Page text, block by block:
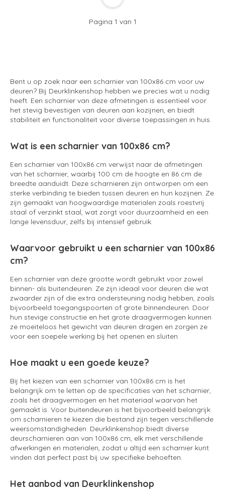
Pagina 1 van 1
Bent u op zoek naar een scharnier van 100x86 cm voor uw
deuren? Bij Deurklinkenshop hebben we precies wat u nodig
heeft. Een scharnier van deze afmetingen is essentieel voor
het stevig bevestigen van deuren aan kozijnen, en biedt
stabiliteit en functionaliteit voor diverse toepassingen in huis.
Wat is een scharnier van 100x86 cm?
Een scharnier van 100x86 cm verwijst naar de afmetingen
van het scharnier, waarbij 100 cm de hoogte en 86 cm de
breedte aanduidt. Deze scharnieren zijn ontworpen om een
sterke verbinding te bieden tussen deuren en hun kozijnen. Ze
zijn gemaakt van hoogwaardige materialen zoals roestvrij
staal of verzinkt staal, wat zorgt voor duurzaamheid en een
lange levensduur, zelfs bij intensief gebruik.
Waarvoor gebruikt u een scharnier van 100x86
cm?
Een scharnier van deze grootte wordt gebruikt voor zowel
binnen- als buitendeuren. Ze zijn ideaal voor deuren die wat
zwaarder zijn of die extra ondersteuning nodig hebben, zoals
bijvoorbeeld toegangspoorten of grote binnendeuren. Door
hun stevige constructie en het grote draagvermogen kunnen
ze moeiteloos het gewicht van deuren dragen en zorgen ze
voor een soepele werking bij het openen en sluiten.
Hoe maakt u een goede keuze?
Bij het kiezen van een scharnier van 100x86 cm is het
belangrijk om te letten op de specificaties van het scharnier,
zoals het draagvermogen en het materiaal waarvan het
gemaakt is. Voor buitendeuren is het bijvoorbeeld belangrijk
om scharnieren te kiezen die bestand zijn tegen verschillende
weersomstandigheden. Deurklinkenshop biedt diverse
deurscharnieren aan van 100x86 cm, elk met verschillende
afwerkingen en materialen, zodat u altijd een scharnier kunt
vinden dat perfect past bij uw specifieke behoeften.
Het aanbod van Deurklinkenshop